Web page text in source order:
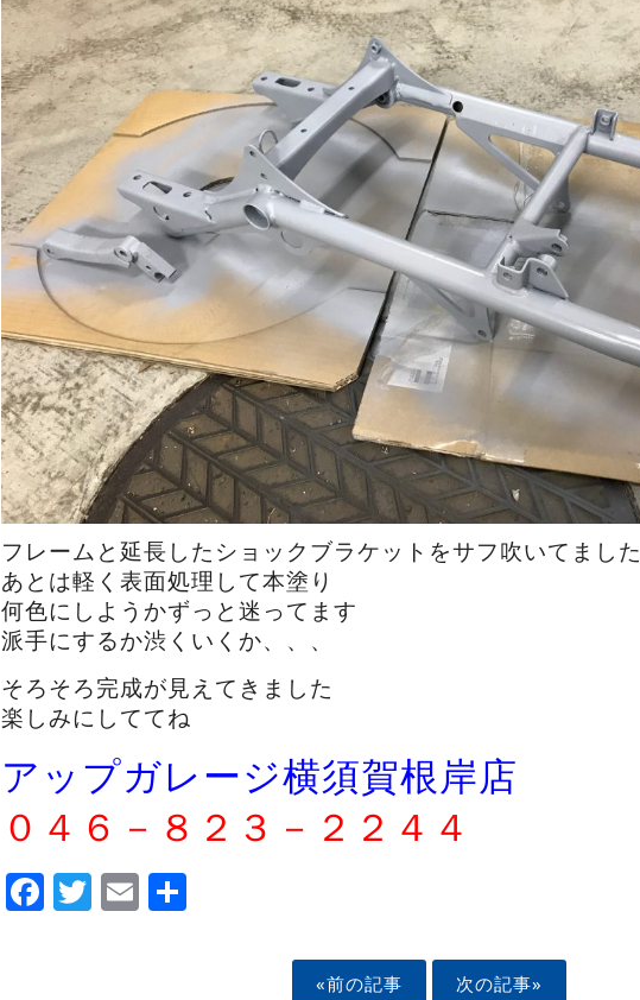
フレームと延長したショックブラケットをサフ吹いてました
あとは軽く表面処理して本塗り
何色にしようかずっと迷ってます
派手にするか渋くいくか、、、
そろそろ完成が見えてきました
楽しみにしててね
アップガレージ横須賀根岸店
０４６－８２３－２２４４
Facebook
Twitter
Email
«前の記事 次の記事»